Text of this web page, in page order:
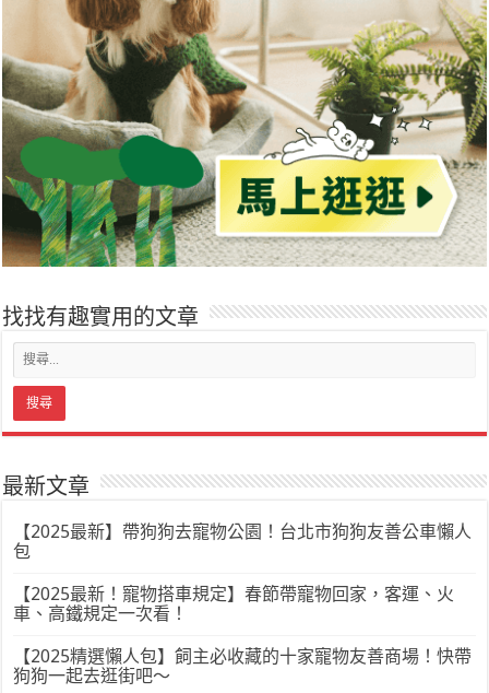
找找有趣實用的文章
最新文章
【2025最新】帶狗狗去寵物公園！台北市狗狗友善公車懶人
包
【2025最新！寵物搭車規定】春節帶寵物回家，客運、火
車、高鐵規定一次看！
【2025精選懶人包】飼主必收藏的十家寵物友善商場！快帶
狗狗一起去逛街吧～